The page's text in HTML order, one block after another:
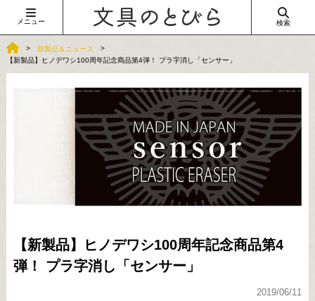
メニュー 検索
新製品＆ニュース
【新製品】ヒノデワシ100周年記念商品第4弾！ プラ字消し「センサー」
【新製品】ヒノデワシ100周年記念商品第4
弾！ プラ字消し「センサー」
2019/06/11